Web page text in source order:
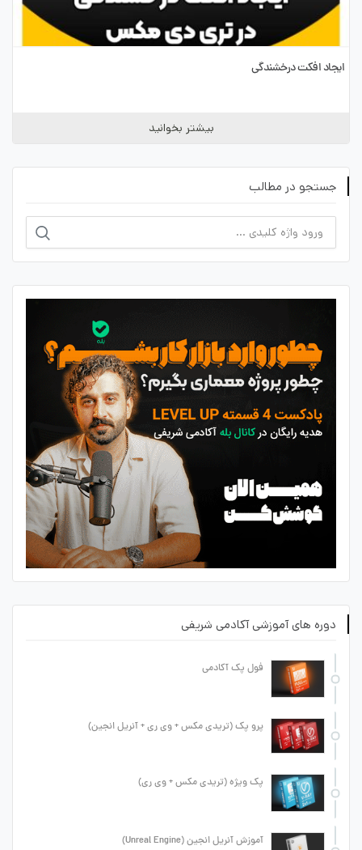
ایجاد افکت درخشندگی
بیشتر بخوانید
جستجو در مطالب
دوره های آموزشی آکادمی شریفی
فول پک آکادمی
پرو پک (تریدی مکس + وی ری + آنریل انجین)
پک ویژه (تریدی مکس + وی ری)
آموزش آنریل انجین (Unreal Engine)